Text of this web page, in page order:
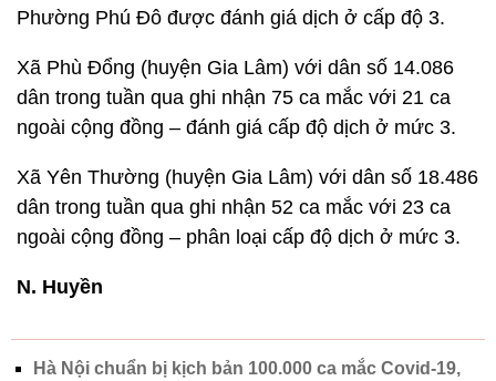
Phường Phú Đô được đánh giá dịch ở cấp độ 3.
Xã Phù Đổng (huyện Gia Lâm) với dân số 14.086
dân trong tuần qua ghi nhận 75 ca mắc với 21 ca
ngoài cộng đồng – đánh giá cấp độ dịch ở mức 3.
Xã Yên Thường (huyện Gia Lâm) với dân số 18.486
dân trong tuần qua ghi nhận 52 ca mắc với 23 ca
ngoài cộng đồng – phân loại cấp độ dịch ở mức 3.
N. Huyền
Hà Nội chuẩn bị kịch bản 100.000 ca mắc Covid-19,